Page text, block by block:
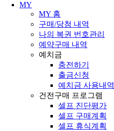
MY
MY 홈
구매/당첨 내역
나의 복권 번호관리
예약구매 내역
예치금
충전하기
출금신청
예치금 사용내역
건전구매 프로그램
셀프 진단평가
셀프 구매계획
셀프 휴식계획